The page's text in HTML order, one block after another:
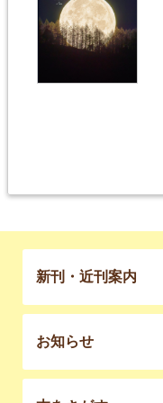
新刊・近刊案内
お知らせ